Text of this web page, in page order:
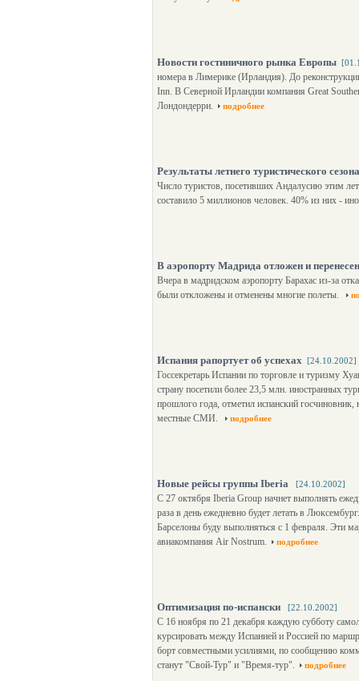
Новости гостиничного рынка Европы
номера в Лимерике (Ирландия). До
Inn. В Северной Ирландии компания Great
Лондондерри.
подробнее
Результаты летнего туристического
Число туристов, посетивших Андалусию этим
составило 5 миллионов человек. 40% из них -
В аэропорту Мадрида отложен и
Вчера в мадридском аэропорту Барахас из-за
были откложены и отменены многие полеты.
Испания рапортует об успехах [24.10.2002]
Госсекретарь Испании по торговле и туризму
страну посетили более 23,5 млн. иностранных
прошлого года, отметил испанский
местные СМИ.
подробнее
Новые рейсы группы Iberia [24.10.2002]
С 27 октября Iberia Group начнет выполнять
раза в день ежедневно будет летать в
Барселоны буду выполняться с 1 февраля. Эти
авиакомпания Air Nostrum.
подробнее
Оптимизация по-испански [22.10.2002]
С 16 ноября по 21 декабря каждую субботу
курсировать между Испанией и Россией по
борт совместными усилиями, по сообщению
станут "Свой-Тур" и "Время-тур".
подробнее